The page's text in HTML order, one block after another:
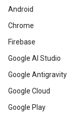
Android
Chrome
Firebase
Google AI Studio
Google Antigravity
Google Cloud
Google Play